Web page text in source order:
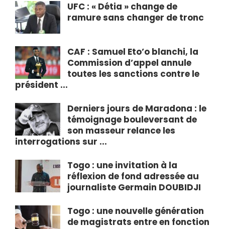
UFC : « Détia » change de
ramure sans changer de tronc
CAF : Samuel Eto’o blanchi, la
Commission d’appel annule
toutes les sanctions contre le
président ...
Derniers jours de Maradona : le
témoignage bouleversant de
son masseur relance les
interrogations sur ...
Togo : une invitation à la
réflexion de fond adressée au
journaliste Germain DOUBIDJI
Togo : une nouvelle génération
de magistrats entre en fonction